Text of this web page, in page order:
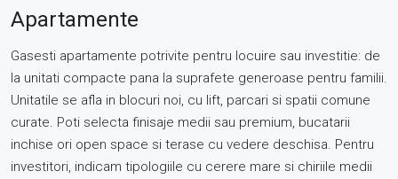
Apartamente
Gasesti apartamente potrivite pentru locuire sau investitie: de
la unitati compacte pana la suprafete generoase pentru familii.
Unitatile se afla in blocuri noi, cu lift, parcari si spatii comune
curate. Poti selecta finisaje medii sau premium, bucatarii
inchise ori open space si terase cu vedere deschisa. Pentru
investitori, indicam tipologiile cu cerere mare si chiriile medii